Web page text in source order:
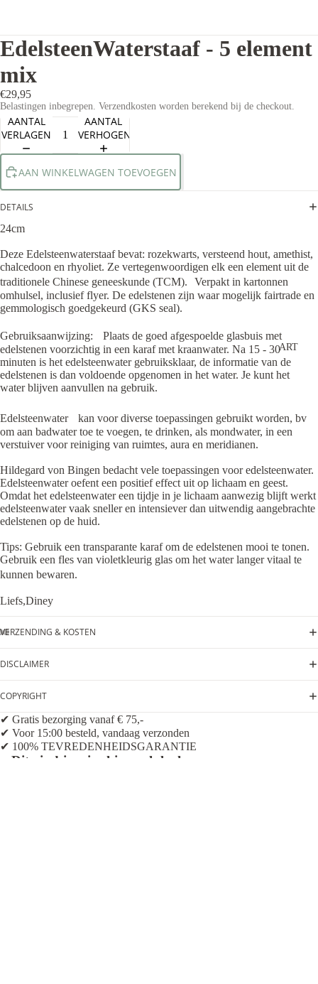
ART
EdelsteenWaterstaaf - 5 element
mix
€29,95
Belastingen inbegrepen. Verzendkosten worden berekend bij de checkout.
AANTAL
VERLAGEN
AANTAL
VERHOGEN
AAN WINKELWAGEN TOEVOEGEN
DETAILS
24cm
Deze Edelsteenwaterstaaf bevat: rozekwarts, versteend hout, amethist,
chalcedoon en rhyoliet. Ze vertegenwoordigen elk een element uit de
traditionele Chinese geneeskunde (TCM). Verpakt in kartonnen
omhulsel, inclusief flyer. De edelstenen zijn waar mogelijk fairtrade en
gemmologisch goedgekeurd (GKS seal).
Gebruiksaanwijzing: Plaats de goed afgespoelde glasbuis met
edelstenen voorzichtig in een karaf met kraanwater. Na 15 - 30
minuten is het edelsteenwater gebruiksklaar, de informatie van de
edelstenen is dan voldoende opgenomen in het water. Je kunt het
water blijven aanvullen na gebruik.
Edelsteenwater kan voor diverse toepassingen gebruikt worden, bv
om aan badwater toe te voegen, te drinken, als mondwater, in een
verstuiver voor reiniging van ruimtes, aura en meridianen.
Hildegard von Bingen bedacht vele toepassingen voor edelsteenwater.
Edelsteenwater oefent een positief effect uit op lichaam en geest.
Omdat het edelsteenwater een tijdje in je lichaam aanwezig blijft werkt
edelsteenwater vaak sneller en intensiever dan uitwendig aangebrachte
edelstenen op de huid.
Tips: Gebruik een transparante karaf om de edelstenen mooi te tonen.
Gebruik een fles van violetkleurig glas om het water langer vitaal te
kunnen bewaren.
Liefs,Diney
VERZENDING & KOSTEN
DISCLAIMER
COPYRIGHT
✔ Gratis bezorging vanaf € 75,-
✔ Voor 15:00 besteld, vandaag verzonden
✔ 100% TEVREDENHEIDSGARANTIE
Dit vind je misschien ook leuk